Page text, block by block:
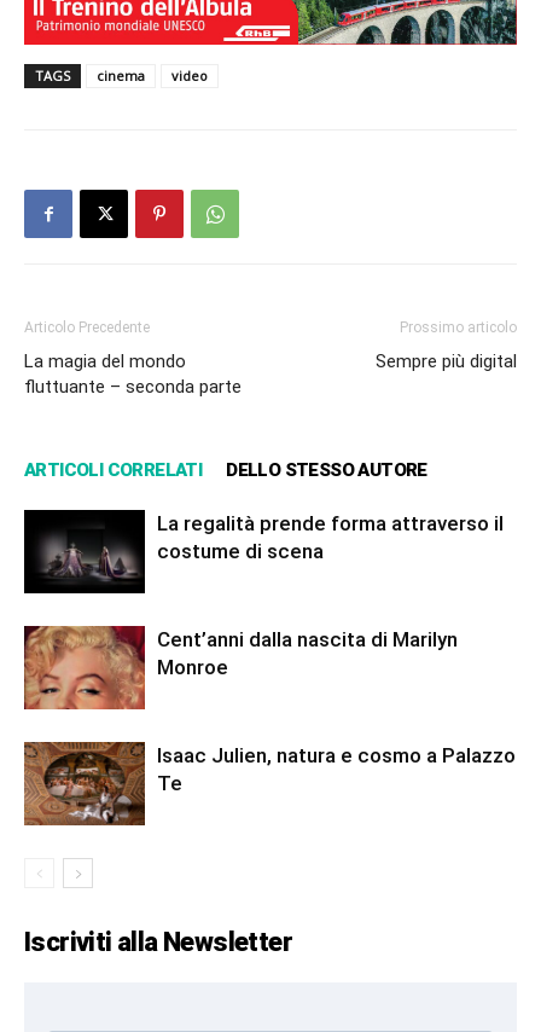
TAGS cinema video
Articolo Precedente
La magia del mondo
fluttuante – seconda parte
Prossimo articolo
Sempre più digital
ARTICOLI CORRELATI DELLO STESSO AUTORE
La regalità prende forma attraverso il
costume di scena
Cent’anni dalla nascita di Marilyn
Monroe
Isaac Julien, natura e cosmo a Palazzo
Te
Iscriviti alla Newsletter